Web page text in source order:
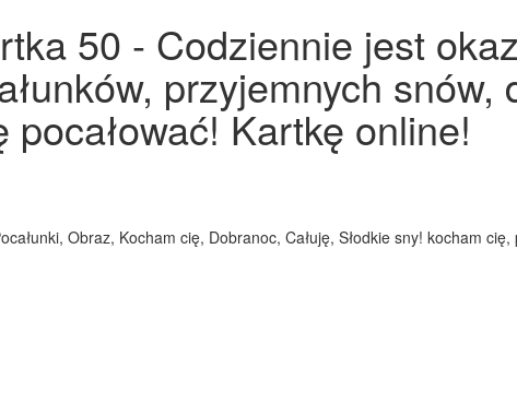
50 - Codziennie jest
przyjemnych snów,
pocałować! Kartkę online!
Obraz, Kocham cię, Dobranoc, Całuję, Słodkie sny! kocham